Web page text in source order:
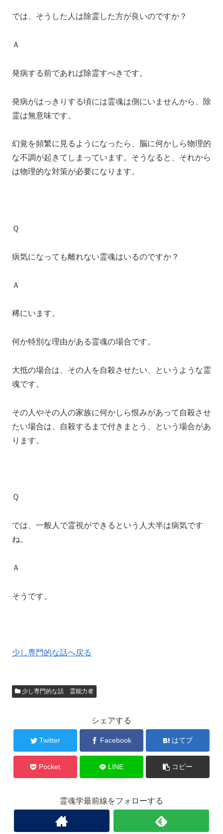
では、そうした人は除霊した方が良いのですか？
Ａ
発病する前であれば除霊すべきです。
発病がはっきりする頃には霊魂は側にいませんから、除
霊は無意味です。
幻覚を頻繁に見るようになったら、脳に何かしら物理的
な不調が起きてしまっています。そうなると、それから
は物理的な対策が必要になります。
Ｑ
病気になっても離れない霊魂はいるのですか？
Ａ
稀にいます。
何か特別な理由がある霊魂の場合です。
大抵の場合は、その人を自殺させたい、というような霊
魂です。
その人やその人の家族に何かしら恨みがあって自殺させ
たい場合は、自殺するまで付きまとう、という場合があ
ります。
Ｑ
では、一般人で霊視ができるという人大半は病気です
ね。
Ａ
そうです。
少し専門的な話へ戻る
少し専門的な話 霊能力者
シェアする
Twitter Facebook はてブ
Pocket LINE コピー
霊魂学最前線をフォローする